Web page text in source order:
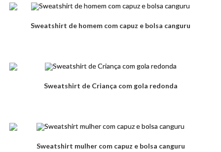
Sweatshirt de homem com capuz e bolsa canguru
Sweatshirt de Criança com gola redonda
Sweatshirt mulher com capuz e bolsa canguru